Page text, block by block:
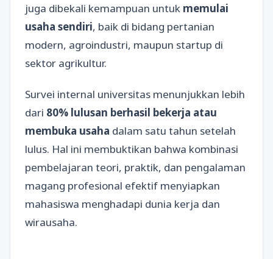
juga dibekali kemampuan untuk memulai
usaha sendiri, baik di bidang pertanian
modern, agroindustri, maupun startup di
sektor agrikultur.
Survei internal universitas menunjukkan lebih
dari 80% lulusan berhasil bekerja atau
membuka usaha dalam satu tahun setelah
lulus. Hal ini membuktikan bahwa kombinasi
pembelajaran teori, praktik, dan pengalaman
magang profesional efektif menyiapkan
mahasiswa menghadapi dunia kerja dan
wirausaha.